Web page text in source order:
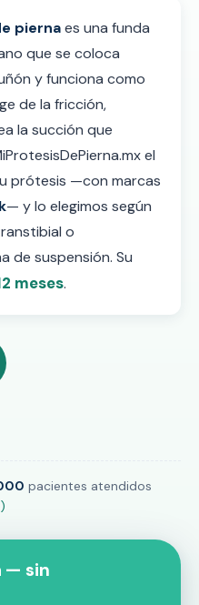
piernaes una funda
que se coloca
y funciona como
de la fricción,
la succión que
el
prótesis —con marcas
— y lo elegimos según
o
de suspensión. Su
meses.
pacientes atendidos
— sin